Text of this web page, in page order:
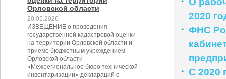
Орловской области
20.05.2026
ИЗВЕЩЕНИЕ о проведения
государственной кадастровой оценки
на территории Орловской области и
приеме бюджетным учреждением
Орловской области
«Межрегиональное бюро технической
инвентаризации» деклараций о
2020
ФНС
С 2020